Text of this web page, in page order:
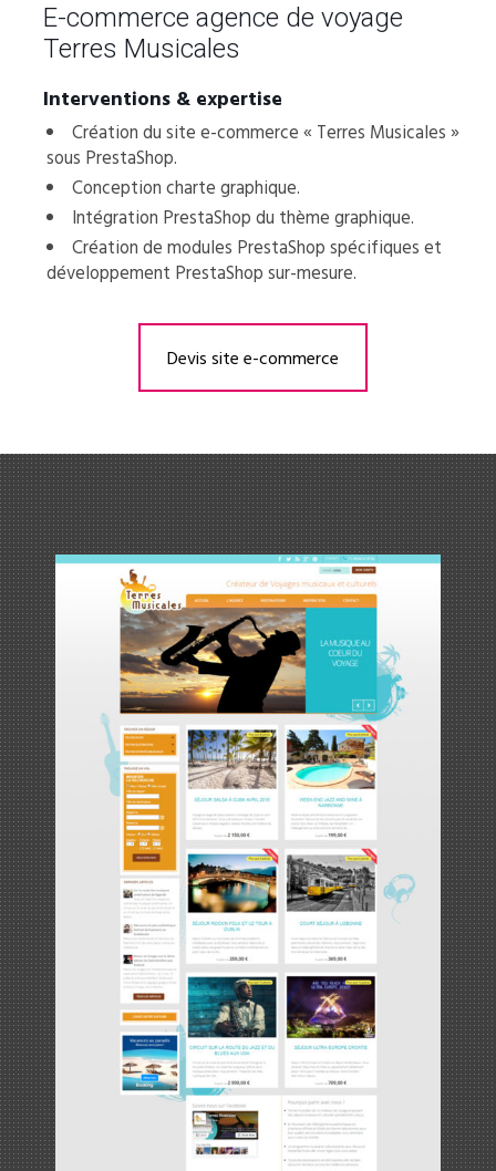
E-commerce agence de voyage
Terres Musicales
Interventions & expertise
Création du site e-commerce « Terres Musicales »
sous PrestaShop.
Conception charte graphique.
Intégration PrestaShop du thème graphique.
Création de modules PrestaShop spécifiques et
développement PrestaShop sur-mesure.
Devis site e-commerce